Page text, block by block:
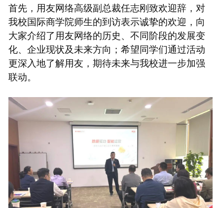
首先，用友网络高级副总裁任志刚致欢迎辞，对
我校国际商学院师生的到访表示诚挚的欢迎，向
大家介绍了用友网络的历史、不同阶段的发展变
化、企业现状及未来方向；希望同学们通过活动
更深入地了解用友，期待未来与我校进一步加强
联动。